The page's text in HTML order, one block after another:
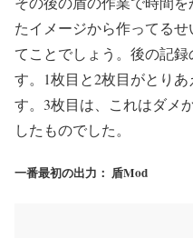
たイメージから作ってる
てことでしょう。後の記
す。1枚目と2枚目がとり
す。3枚目は、これはダメ
したものでした。
一番最初の出力： 盾Mod